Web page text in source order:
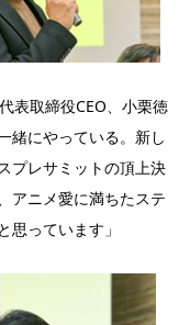
表取締役CEO、小栗徳
緒にやっている。新し
プレサミットの頂上決
アニメ愛に満ちたステ
思っています」